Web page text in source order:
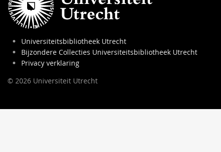
Universiteitsbibliotheek Utrecht
Bijzondere Collecties Universiteitsbibliotheek Utrecht
Privacy verklaring
© 2026 Universiteit Utrecht